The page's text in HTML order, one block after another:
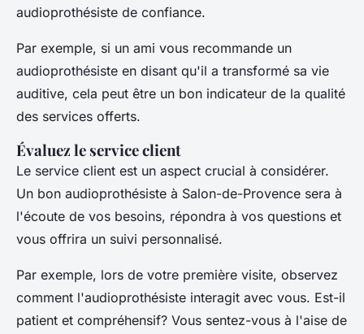
audioprothésiste de confiance.
Par exemple, si un ami vous recommande un
audioprothésiste en disant qu'il a transformé sa vie
auditive, cela peut être un bon indicateur de la qualité
des services offerts.
Évaluez le service client
Le service client est un aspect crucial à considérer.
Un bon audioprothésiste à Salon-de-Provence sera à
l'écoute de vos besoins, répondra à vos questions et
vous offrira un suivi personnalisé.
Par exemple, lors de votre première visite, observez
comment l'audioprothésiste interagit avec vous. Est-il
patient et compréhensif? Vous sentez-vous à l'aise de